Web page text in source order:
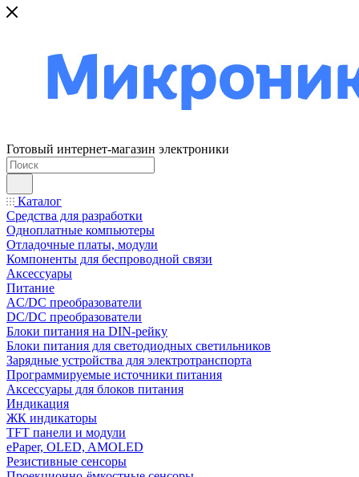
Готовый интернет-магазин электроники
Каталог
Средства для разработки
Одноплатные компьютеры
Отладочные платы, модули
Компоненты для беспроводной связи
Аксессуары
Питание
AC/DC преобразователи
DC/DC преобразователи
Блоки питания на DIN-рейку
Блоки питания для светодиодных светильников
Зарядные устройства для электротранспорта
Программируемые источники питания
Аксессуары для блоков питания
Индикация
ЖК индикаторы
TFT панели и модули
ePaper, OLED, AMOLED
Резистивные сенсоры